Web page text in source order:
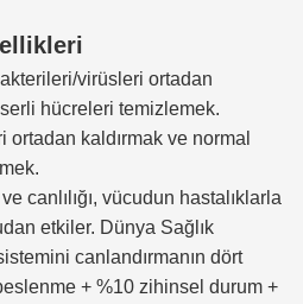
virüsleri ortadan
hücreleri temizlemek.
kaldırmak ve normal
canlılığı, vücudun hastalıklarla
etkiler. Dünya Sağlık
canlandırmanın dört
+ %10 zihinsel durum +